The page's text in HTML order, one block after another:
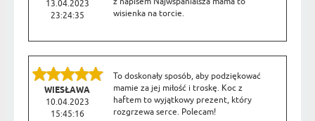
13.04.2023
23:24:35
wisienka na torcie.
WIESŁAWA
10.04.2023
15:45:16
To doskonały sposób, aby podziękować
mamie za jej miłość i troskę. Koc z
haftem to wyjątkowy prezent, który
rozgrzewa serce. Polecam!